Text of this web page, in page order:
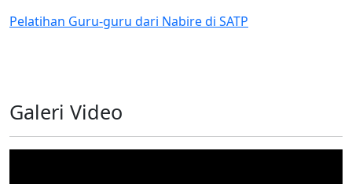
Penilaian Lapangan Juri CSR dan
Galeri Video